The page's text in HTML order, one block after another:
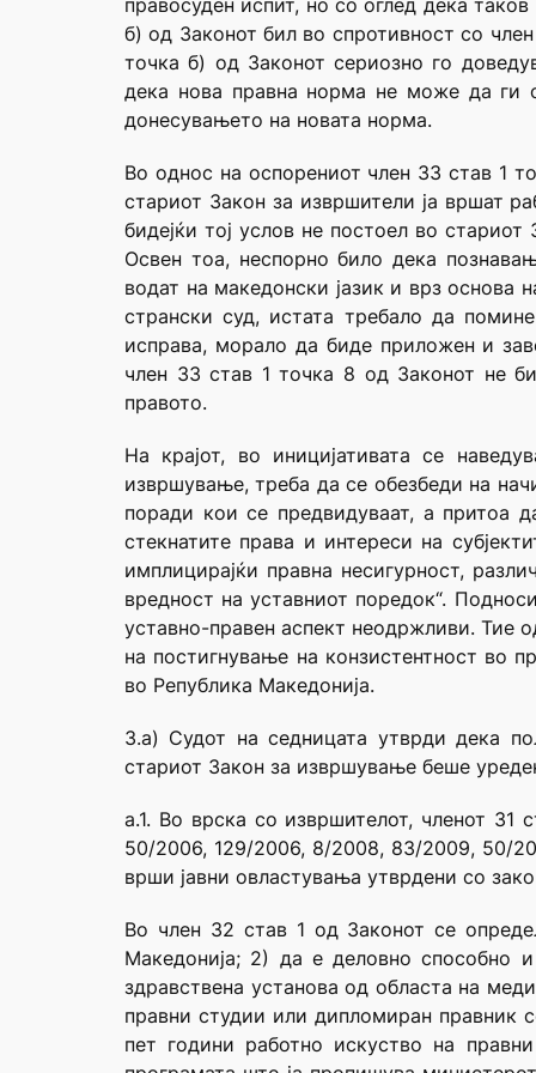
правосуден испит, но со оглед дека
б) од Законот бил во спротивност со
точка б) од Законот сериозно го
дека нова правна норма не може да ги
донесувањето на новата норма.
Во однос на оспорениот член 33 став 1
стариот Закон за извршители ја вршат
бидејќи тој услов не постоел во
Освен тоа, неспорно било дека
водат на македонски јазик и врз основа
странски суд, истата требало да
исправа, морало да биде приложен и
член 33 став 1 точка 8 од Законот не
правото.
На крајот, во иницијативата се
извршување, треба да се обезбеди на
поради кои се предвидуваат, а притоа
стекнатите права и интереси на
имплицирајќи правна несигурност,
вредност на уставниот поредок“.
уставно-правен аспект неодржливи. Тие
на постигнување на конзистентност во
во Република Македонија.
3.а) Судот на седницата утврди дека
стариот Закон за извршување беше
а.1. Во врска со извршителот, членот 31
50/2006, 129/2006, 8/2008, 83/2009, 50/
врши јавни овластувања утврдени со
Во член 32 став 1 од Законот се
Македонија; 2) да е деловно способно
здравствена установа од областа на
правни студии или дипломиран правник
пет години работно искуство на